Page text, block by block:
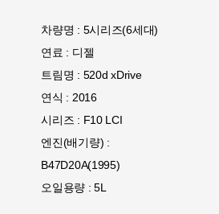
차량명 : 5시리즈(6세대)
연료 : 디젤
트림명 : 520d xDrive
연식 : 2016
시리즈 : F10 LCI
엔진(배기량) :
B47D20A(1995)
오일용량 : 5L